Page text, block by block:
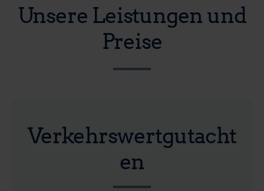
Unsere Leistungen und
Preise
Verkehrswertgutacht
en